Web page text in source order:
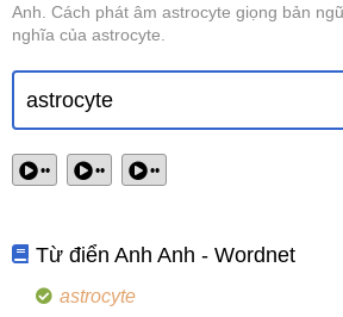
Anh. Cách phát âm astrocyte giọng bản
nghĩa của astrocyte.
•• •• ••
Từ điển Anh Anh - Wordnet
astrocyte